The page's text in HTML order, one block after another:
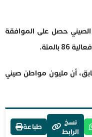
الصيني حصل على الموافقة
أن مليون مواطن صيني
نسخ
الرابط
طباعة